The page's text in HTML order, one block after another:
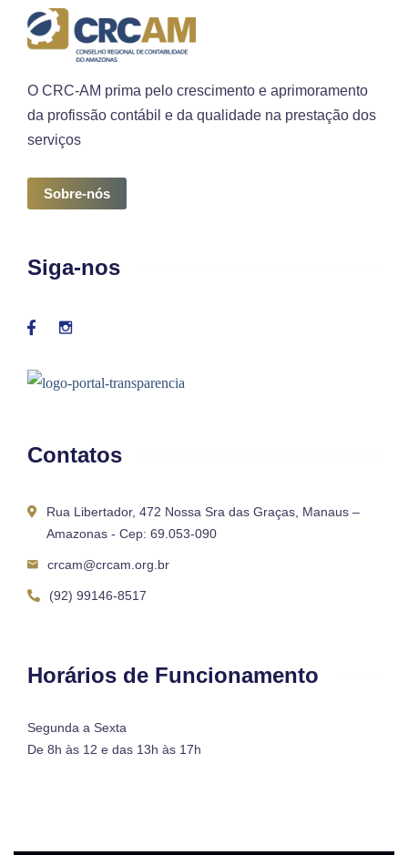
O CRC-AM prima pelo crescimento e aprimoramento
da profissão contábil e da qualidade na prestação dos
serviços
Sobre-nós
Siga-nos
Contatos
Rua Libertador, 472 Nossa Sra das Graças, Manaus –
Amazonas - Cep: 69.053-090
crcam@crcam.org.br
(92) 99146-8517
Horários de Funcionamento
Segunda a Sexta
De 8h às 12 e das 13h às 17h